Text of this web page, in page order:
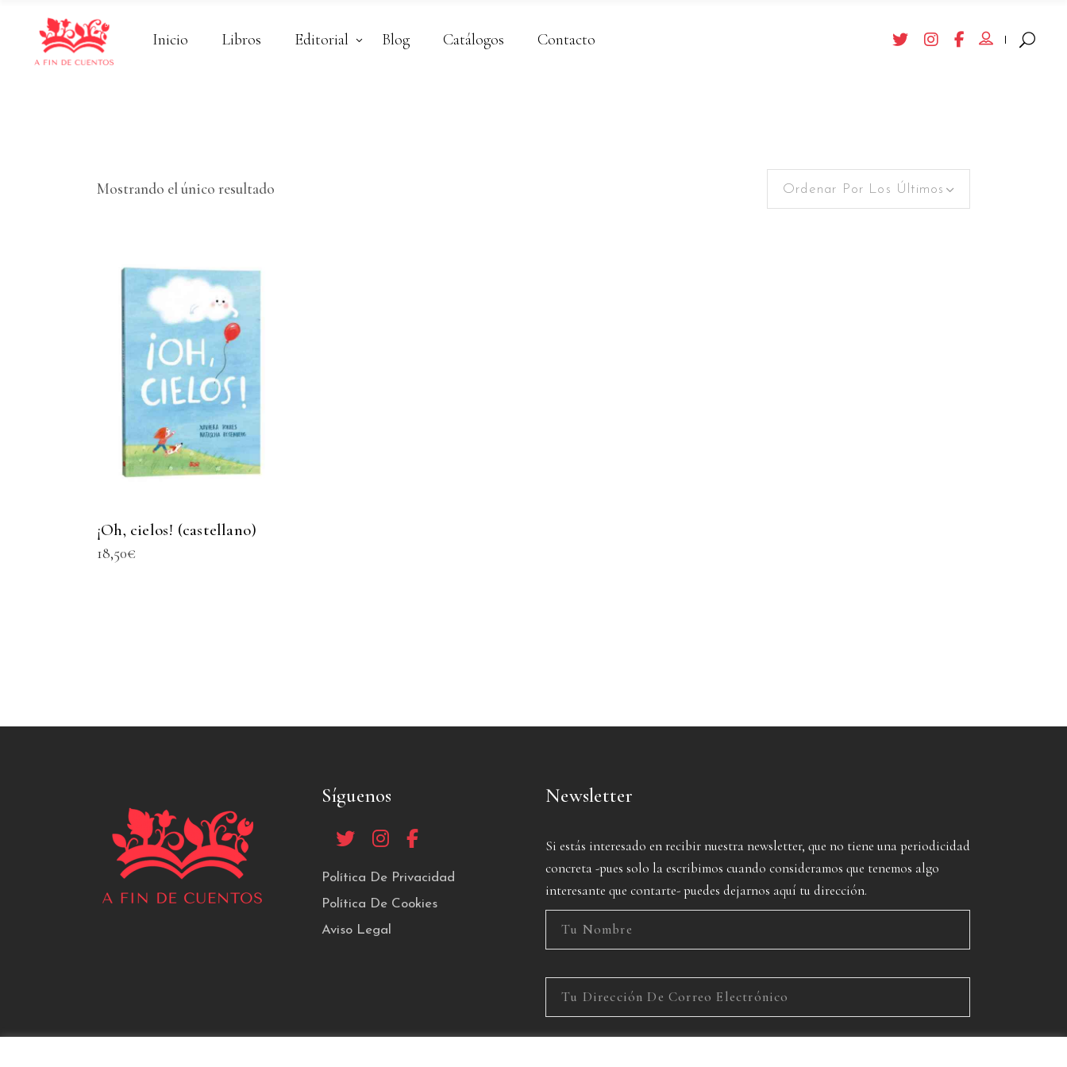
Inicio Libros Editorial Blog Catálogos Contacto
Mostrando el único resultado Ordenar Por Los Últimos
¡Oh, cielos! (castellano)
18,50€
Síguenos
Política De Privacidad
Política De Cookies
Aviso Legal
Newsletter
Si estás interesado en recibir nuestra newsletter, que no tiene una periodicidad
concreta -pues solo la escribimos cuando consideramos que tenemos algo
interesante que contarte- puedes dejarnos aquí tu dirección.